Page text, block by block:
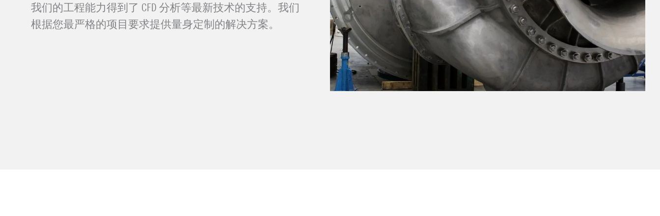
我们的工程能力得到了 CFD 分析等最新技术的支持。我们
根据您最严格的项目要求提供量身定制的解决方案。